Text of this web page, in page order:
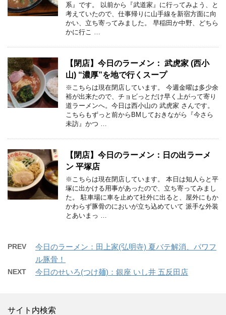
系』です。 以前から『武道家』に行ってみよう、と
考えていたので、仕事帰りに山手線を新宿方面に向
かい、立ち寄ってみました。 早稲田か中野、どちら
かに行こ …
【閉店】今日のラーメン： 武虎家 (西小
山) “濃厚”を地で行くスープ
※こちらは現在閉店しています。 今週金曜は多少余
裕が出来たので、チョビっとだけ早く上がって寄り
道ラーメンへ。今日は西小山の 武虎家 さんです。
こちらもずっと前からBMしておきながら『今さら
未訪』かつ …
【閉店】今日のラーメン：日の出ラーメ
ン 平塚店
※こちらは現在閉店しています。 本日は知人らと平
塚に出かける用事があったので、立ち寄ってみまし
た。 駐車場に車を止めて社外に出ると、屋外にもか
かわらず豚骨のにおいが立ち込めていて 派手な外装
とあいまっ …
PREV
今日のラーメン：田上家(弘明寺) 夏バテ解消、パワフ
ル豚骨！
NEXT 今日のせいろ(つけ麺)：銀座 いし井 五反田店
サイト内検索